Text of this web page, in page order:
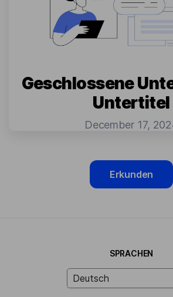
Geschlossene
Untertitel
December 17,
Erkunden
SPRACHEN